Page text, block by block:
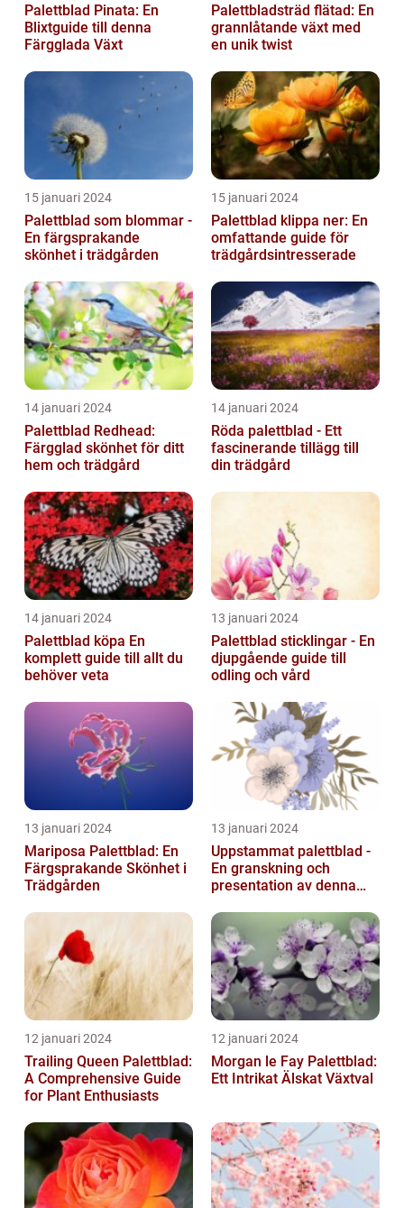
Palettblad Pinata: En
Blixtguide till denna
Färgglada Växt
Palettbladsträd flätad: En
grannlåtande växt med
en unik twist
15 januari 2024
Palettblad som blommar -
En färgsprakande
skönhet i trädgården
15 januari 2024
Palettblad klippa ner: En
omfattande guide för
trädgårdsintresserade
14 januari 2024
Palettblad Redhead:
Färgglad skönhet för ditt
hem och trädgård
14 januari 2024
Röda palettblad - Ett
fascinerande tillägg till
din trädgård
14 januari 2024
Palettblad köpa En
komplett guide till allt du
behöver veta
13 januari 2024
Palettblad sticklingar - En
djupgående guide till
odling och vård
13 januari 2024
Mariposa Palettblad: En
Färgsprakande Skönhet i
Trädgården
13 januari 2024
Uppstammat palettblad -
En granskning och
presentation av denna
12 januari 2024
Trailing Queen Palettblad:
A Comprehensive Guide
for Plant Enthusiasts
12 januari 2024
Morgan le Fay Palettblad:
Ett Intrikat Älskat Växtval